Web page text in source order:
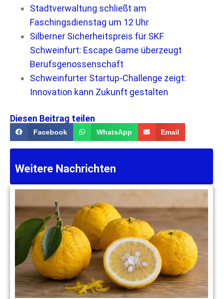
Stadtverwaltung schließt am
Faschingsdienstag um 12 Uhr
Silberner Sicherheitspreis für SKF
Schweinfurt: Escape Game überzeugt
Berufsgenossenschaft
Schweinfurter Startup-Challenge zeigt:
Innovation kann Zukunft gestalten
Diesen Beitrag teilen
Facebook WhatsApp Email
Weitere Nachrichten